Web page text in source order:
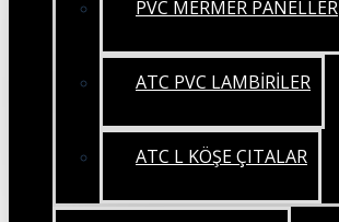
PVC MERMER PANELLER
ATC PVC LAMBİRİLER
ATC L KÖŞE ÇITALAR